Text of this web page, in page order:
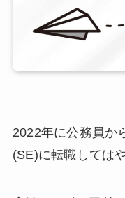
2022年に公務員か
(SE)に転職しては